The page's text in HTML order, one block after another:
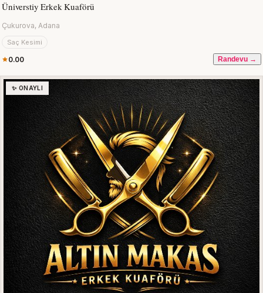
Üniverstiy Erkek Kuaförü
Çukurova, Adana
Saç Kesimi
0.00 Randevu →
✨ ONAYLI